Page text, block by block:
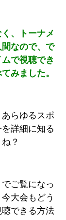
、トーナメ
なので、で
で視聴でき
みました。
らゆるスポ
詳細に知る
？
ご覧になっ
大会もどう
できる方法